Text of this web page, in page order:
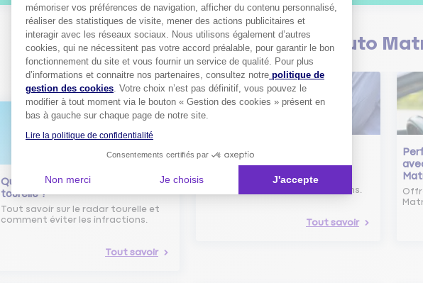
Découvrez lesconseilsAuto
Qu'est-ce que le nouveau radar
tourelle ?
Tout savoir sur le radar tourelle et
comment éviter les infractions.
Tout savoir
Comment bien choisir son
assurance auto ?
Conseils pour choisir la meilleure
assurance auto selon vos besoins.
Tout savoir
mémoriser vos préférences de navigation, afficher du contenu personnalisé,
réaliser des statistiques de visite, mener des actions publicitaires et
interagir avec les réseaux sociaux. Nous utilisons également d’autres
cookies, qui ne nécessitent pas votre accord préalable, pour garantir le bon
fonctionnement du site et vous fournir un service de qualité. Pour plus
d’informations et connaitre nos partenaires, consultez notre politique de
gestion des cookies . Votre choix n’est pas définitif, vous pouvez le
modifier à tout moment via le bouton « Gestion des cookies » présent en
bas à gauche sur chaque page de notre site.
Lire la politique de confidentialité
Consentements certifiés par
Non merci Je choisis J'accepte
Axeptio consent